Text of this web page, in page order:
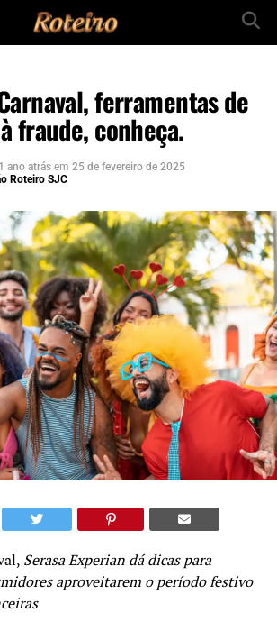
ferramentas de
fraude, conheça.
1 ano atrás em 25 de fevereiro de 2025
Roteiro SJC
Serasa Experian dá dicas para
aproveitarem o período festivo